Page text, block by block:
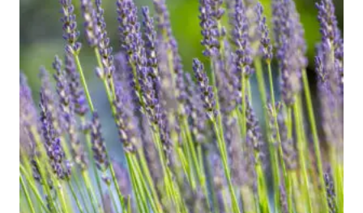
können
auf
der
Produktseite
gewählt
werden